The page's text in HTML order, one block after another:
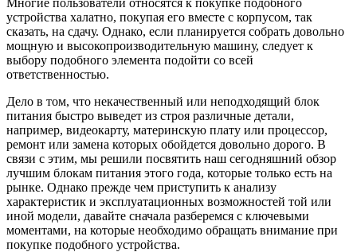
устройства халатно, покупая его вместе с корпусом, так
сказать, на сдачу. Однако, если планируется собрать довольно
мощную и высокопроизводительную машину, следует к
выбору подобного элемента подойти со всей
ответственностью.
Дело в том, что некачественный или неподходящий блок
питания быстро выведет из строя различные детали,
например, видеокарту, материнскую плату или процессор,
ремонт или замена которых обойдется довольно дорого. В
связи с этим, мы решили посвятить наш сегодняшний обзор
лучшим блокам питания этого года, которые только есть на
рынке. Однако прежде чем приступить к анализу
характеристик и эксплуатационных возможностей той или
иной модели, давайте сначала разберемся с ключевыми
моментами, на которые необходимо обращать внимание при
покупке подобного устройства.